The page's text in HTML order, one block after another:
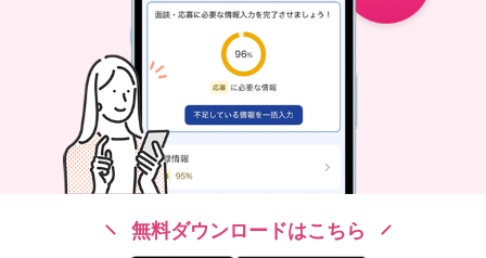
無料ダウンロードはこちら